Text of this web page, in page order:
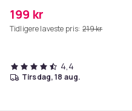
199 kr
Tidligere laveste pris: 219 kr
4,4
tirsdag, 18 aug.